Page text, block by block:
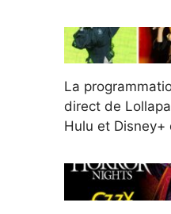
La
direct de
Hulu et Disney+